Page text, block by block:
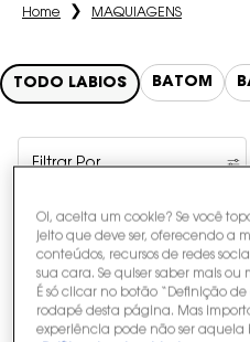
Home MAQUIAGENS
TODO LÁBIOS BATOM
Filtrar Por
Filters menu
Comparar Produtos
Oi, aceita um cookie? Se você
jeito que deve ser, oferecendo a
conteúdos, recursos de redes
sua cara. Se quiser saber mais
É só clicar no botão “Definição
rodapé desta página. Mas
experiência pode não ser aquela